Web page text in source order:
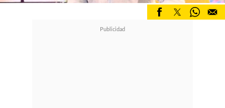
La carrera de la ministra Birgitte
Nyborg está en peligro cuando una